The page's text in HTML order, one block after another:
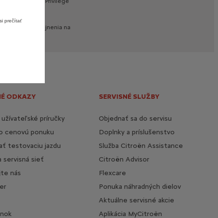
zverejnenia na
ODKAZY
užívateľské príručky
cenovú ponuku
testovaciu jazdu
servisná sieť
nás
SERVISNÉ SLUŽBY
Objednať sa do servisu
Doplnky a príslušenstvo
Služba Citroën Assistance
Citroën Advisor
Flexcare
Ponuka náhradných dielov
Aktuálne servisné akcie
Aplikácia MyCitroën
prečítať